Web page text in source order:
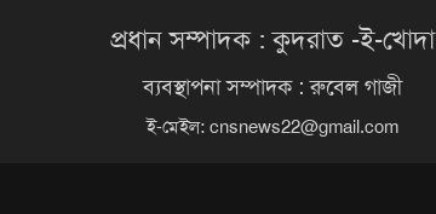
প্রধান সম্পাদক : কুদরাত -ই-খোদা
ব্যবস্থাপনা সম্পাদক : রুবেল গাজী
ই-মেইল: cnsnews22@gmail.com